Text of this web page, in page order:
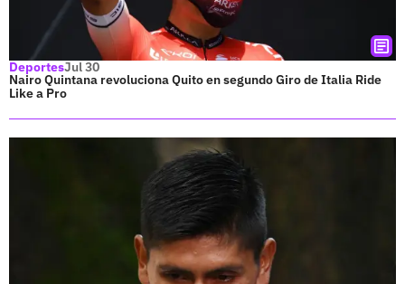
DeportesJul 30
Nairo Quintana revoluciona Quito en segundo Giro de Italia Ride
Like a Pro